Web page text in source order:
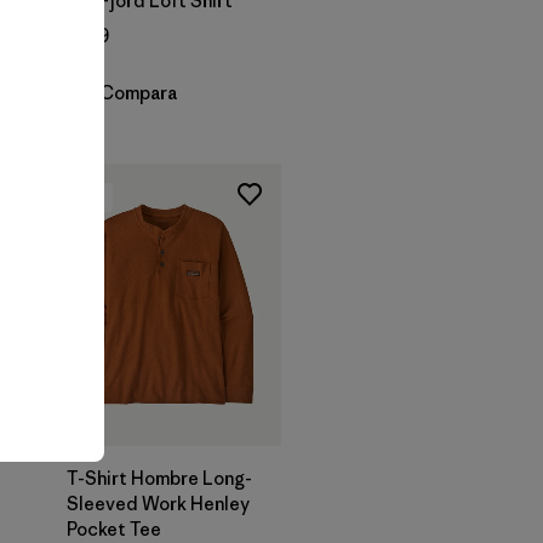
$ 159
Compara
T-Shirt Hombre Long-
Sleeved Work Henley
Pocket Tee